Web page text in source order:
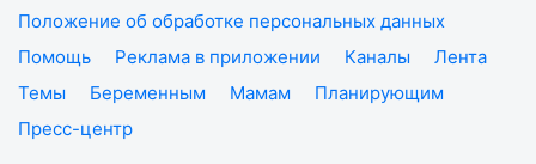
Положение об обработке персональных данных
Помощь
Реклама в приложении Каналы
Лента
Темы
Беременным Мамам
Планирующим
Пресс-центр